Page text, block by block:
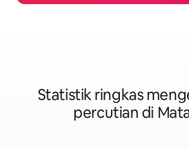
Statistik ringkas
percutian di